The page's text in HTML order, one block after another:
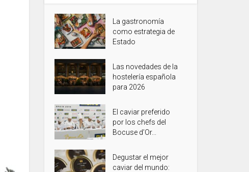
La gastronomía
como estrategia de
Estado
Las novedades de la
hostelería española
para 2026
El caviar preferido
por los chefs del
Bocuse d’Or...
Degustar el mejor
caviar del mundo: